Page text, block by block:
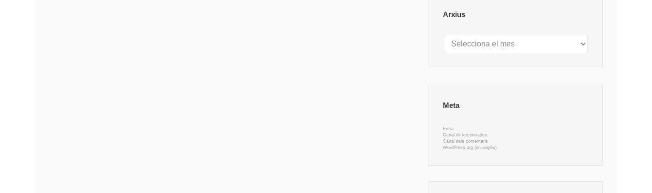
Arxius
Arxius
Meta
Entra
Canal de les entrades
Canal dels comentaris
WordPress.org (en anglès)